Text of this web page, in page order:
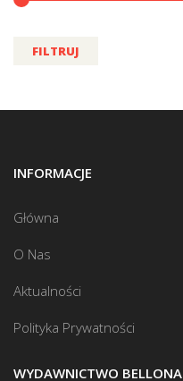
FILTRUJ
INFORMACJE
Główna
O Nas
Aktualności
Polityka Prywatności
WYDAWNICTWO BELLONA